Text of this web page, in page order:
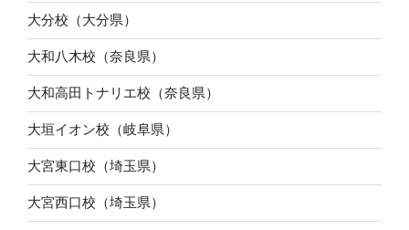
大分校（大分県）
大和八木校（奈良県）
大和高田トナリエ校（奈良県）
大垣イオン校（岐阜県）
大宮東口校（埼玉県）
大宮西口校（埼玉県）